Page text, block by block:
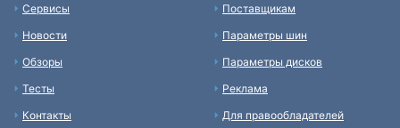
Сервисы
Новости
Обзоры
Тесты
Контакты
Поставщикам
Параметры шин
Параметры дисков
Реклама
Для правообладателей